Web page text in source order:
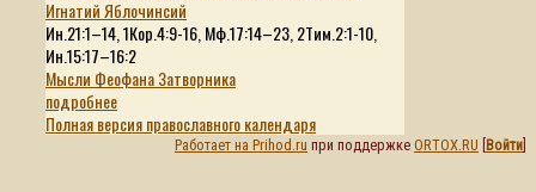
Игнатий Яблочинсий
Ин.21:1–14, 1Кор.4:9-16, Мф.17:14–23, 2Тим.2:1-10,
Ин.15:17–16:2
Мысли Феофана Затворника
подробнее
Полная версия православного календаря
Работает на Prihod.ru при поддержке ORTOX.RU Войти